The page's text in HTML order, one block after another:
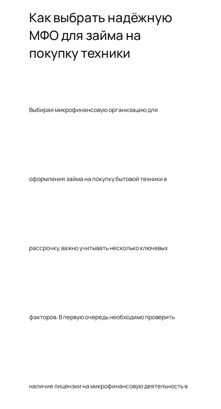
Как выбрать надёжную
МФО для займа на
покупку техники
Выбирая микрофинансовую организацию для
оформления займа на покупку бытовой техники в
рассрочку, важно учитывать несколько ключевых
факторов. В первую очередь необходимо проверить
наличие лицензии на микрофинансовую деятельность в